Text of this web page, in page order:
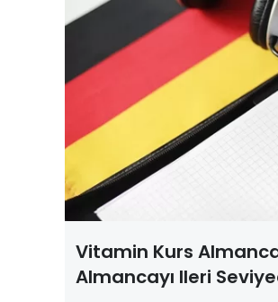
Vitamin Kurs
Almancayı Ileri